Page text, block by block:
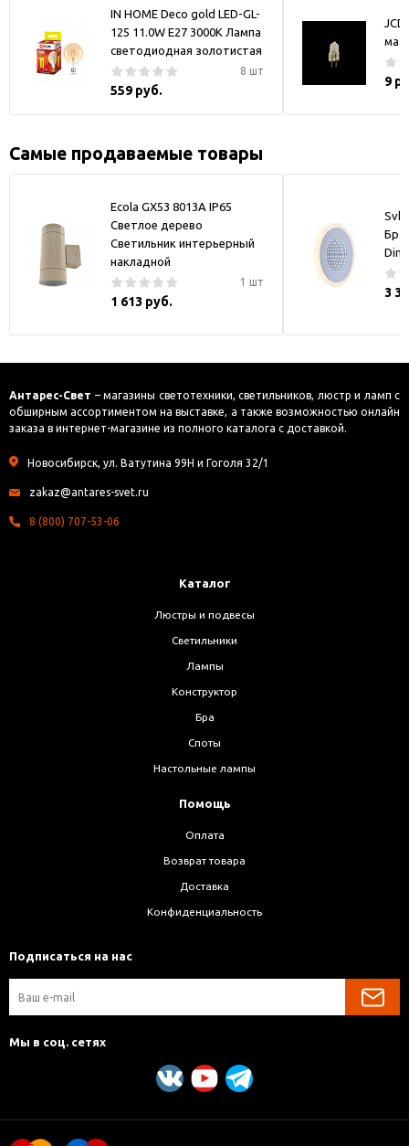
IN HOME Deco gold LED-GL-
125 11.0W E27 3000K Лампа
светодиодная золотистая
8 шт
559 руб.
JCD
9
Самые продаваемые товары
Ecola GX53 8013A IP65
Светлое дерево
Светильник интерьерный
накладной
1 шт
1 613 руб.
Бра
3
Антарес-Свет – магазины светотехники, светильников, люстр и ламп с
обширным ассортиментом на выставке, а также возможностью онлайн
заказа в интернет-магазине из полного каталога с доставкой.
Новосибирск, ул. Ватутина 99Н и Гоголя 32/1
zakaz@antares-svet.ru
8 (800) 707-53-06
Каталог
Люстры и подвесы
Светильники
Лампы
Конструктор
Бра
Споты
Настольные лампы
Помощь
Оплата
Возврат товара
Доставка
Конфиденциальность
Подписаться на нас
Мы в соц. сетях